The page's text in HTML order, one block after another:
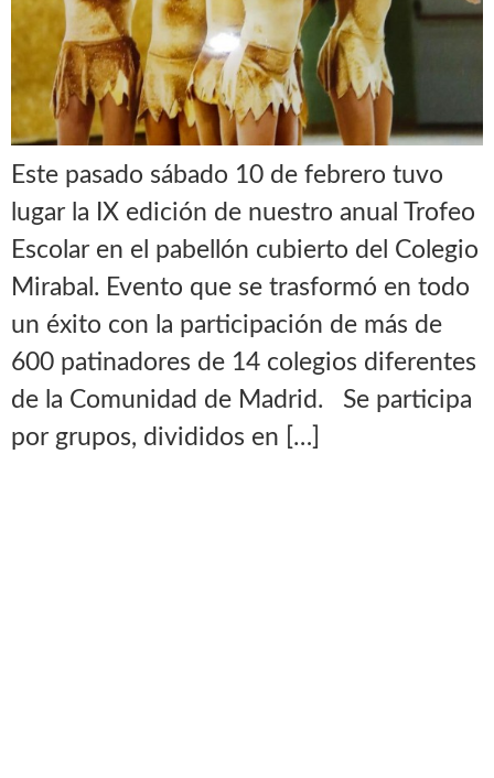
Este pasado sábado 10 de febrero tuvo
lugar la IX edición de nuestro anual Trofeo
Escolar en el pabellón cubierto del Colegio
Mirabal. Evento que se trasformó en todo
un éxito con la participación de más de
600 patinadores de 14 colegios diferentes
de la Comunidad de Madrid. Se participa
por grupos, divididos en […]